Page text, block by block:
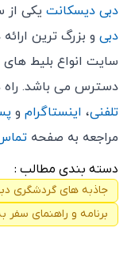
دبی دیسکانت یکی از
دبی و بزرگ ترین
سایت انواع بلیط های
دسترس می باشد. راه
تلفنی، اینستاگرام و
مراجعه به صفحه
دسته بندی مطالب :
جاذبه های گردشگری
برنامه و راهنمای سفر